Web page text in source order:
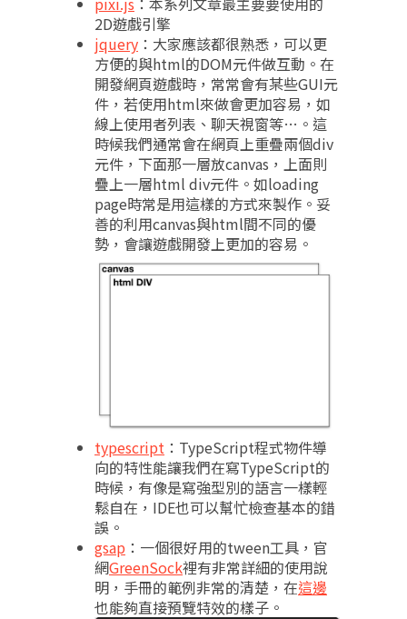
2D遊戲引擎
jquery ：大家應該都很熟悉，可以更
方便的與html的DOM元件做互動。在
開發網頁遊戲時，常常會有某些GUI元
件，若使用html來做會更加容易，如
線上使用者列表、聊天視窗等…。這
時候我們通常會在網頁上重疊兩個div
元件，下面那一層放canvas，上面則
疊上一層html div元件。如loading
page時常是用這樣的方式來製作。妥
善的利用canvas與html間不同的優
勢，會讓遊戲開發上更加的容易。
typescript ：TypeScript程式物件導
向的特性能讓我們在寫TypeScript的
時候，有像是寫強型別的語言一樣輕
鬆自在，IDE也可以幫忙檢查基本的錯
誤。
gsap ：一個很好用的tween工具，官
網GreenSock裡有非常詳細的使用說
明，手冊的範例非常的清楚，在這邊
也能夠直接預覽特效的樣子。